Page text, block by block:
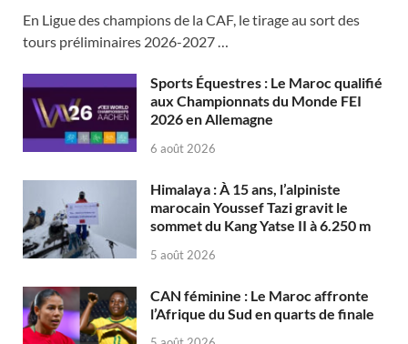
En Ligue des champions de la CAF, le tirage au sort des
tours préliminaires 2026-2027 …
Sports Équestres : Le Maroc qualifié
aux Championnats du Monde FEI
2026 en Allemagne
6 août 2026
Himalaya : À 15 ans, l’alpiniste
marocain Youssef Tazi gravit le
sommet du Kang Yatse II à 6.250 m
5 août 2026
CAN féminine : Le Maroc affronte
l’Afrique du Sud en quarts de finale